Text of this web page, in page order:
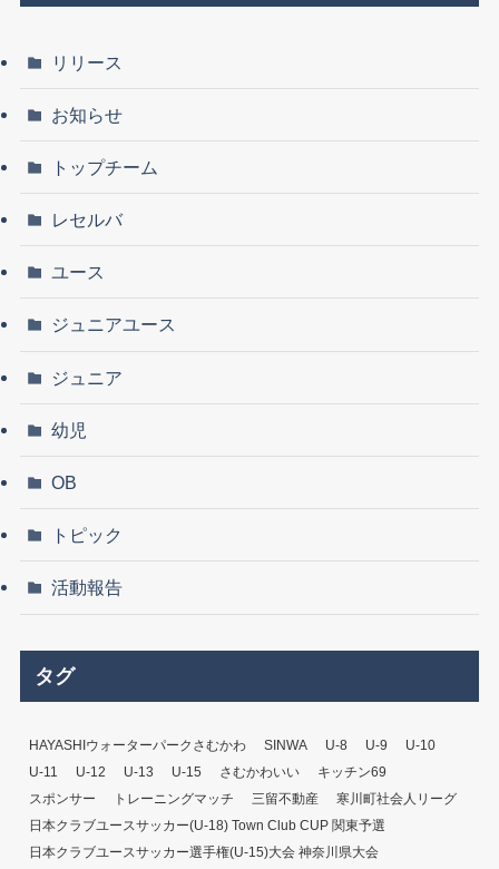
リリース
お知らせ
トップチーム
レセルバ
ユース
ジュニアユース
ジュニア
幼児
OB
トピック
活動報告
タグ
HAYASHIウォーターパークさむかわ SINWA U-8 U-9
U-10
U-11
U-12 U-13 U-15 さむかわいい
キッチン69
スポンサー
トレーニングマッチ 三留不動産
寒川町社会人リーグ
日本クラブユースサッカー(U-18) Town Club CUP 関東予選
日本クラブユースサッカー選手権(U-15)大会 神奈川県大会